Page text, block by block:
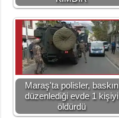
Maraş'ta polisler, baskın
düzenlediği evde 1 kişiyi
öldürdü